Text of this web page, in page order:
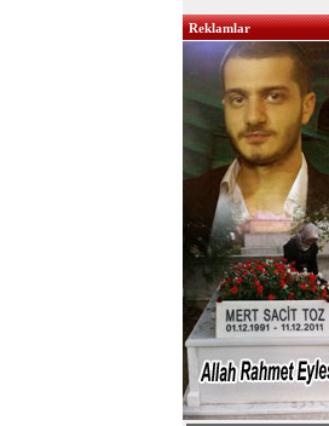
Reklamlar